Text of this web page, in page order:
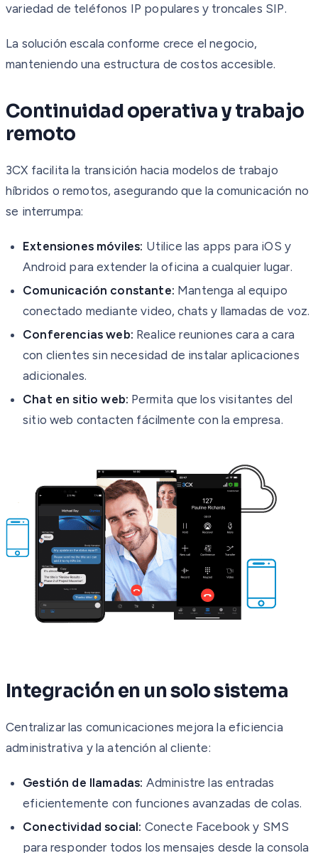
variedad de teléfonos IP populares y troncales SIP.
La solución escala conforme crece el negocio,
manteniendo una estructura de costos accesible.
Continuidad operativa y trabajo
remoto
3CX facilita la transición hacia modelos de trabajo
híbridos o remotos, asegurando que la comunicación no
se interrumpa:
Extensiones móviles: Utilice las apps para iOS y
Android para extender la oficina a cualquier lugar.
Comunicación constante: Mantenga al equipo
conectado mediante video, chats y llamadas de voz.
Conferencias web: Realice reuniones cara a cara
con clientes sin necesidad de instalar aplicaciones
adicionales.
Chat en sitio web: Permita que los visitantes del
sitio web contacten fácilmente con la empresa.
Integración en un solo sistema
Centralizar las comunicaciones mejora la eficiencia
administrativa y la atención al cliente:
Gestión de llamadas: Administre las entradas
eficientemente con funciones avanzadas de colas.
Conectividad social: Conecte Facebook y SMS
para responder todos los mensajes desde la consola